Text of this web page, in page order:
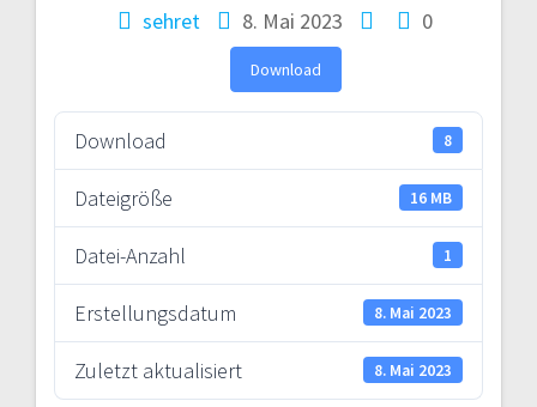
sehret 8. Mai 2023 0
Download
Download 8
Dateigröße 16 MB
Datei-Anzahl 1
Erstellungsdatum 8. Mai 2023
Zuletzt aktualisiert 8. Mai 2023